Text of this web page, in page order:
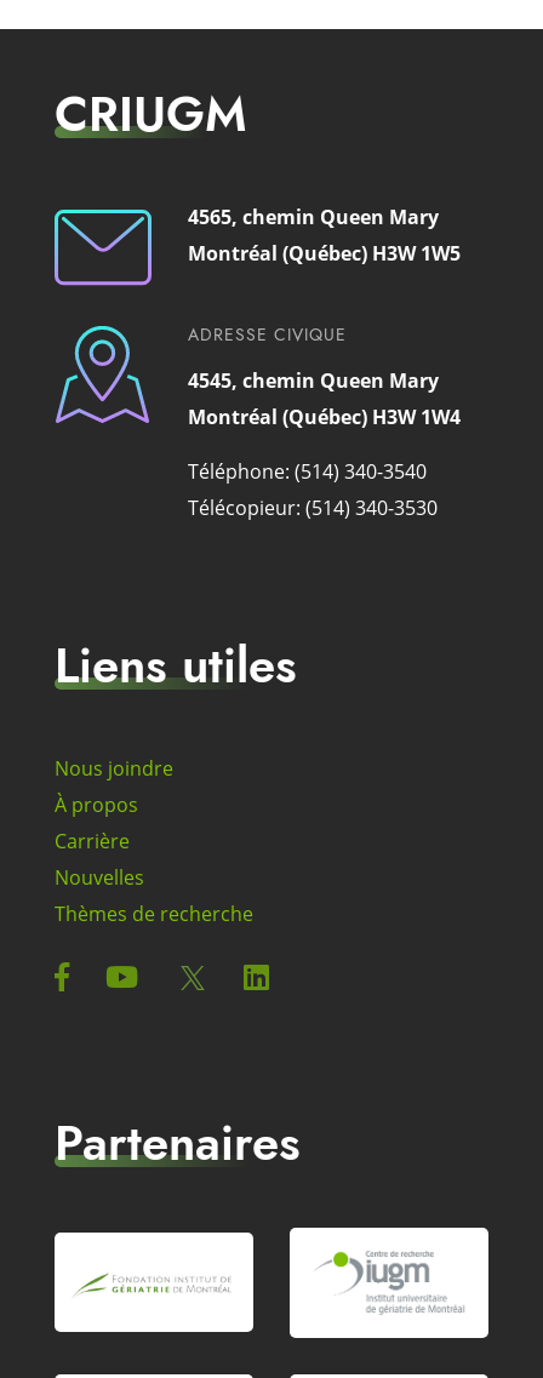
CRIUGM
4565, chemin Queen Mary
Montréal (Québec) H3W 1W5
ADRESSE CIVIQUE
4545, chemin Queen Mary
Montréal (Québec) H3W 1W4
Téléphone: (514) 340-3540
Télécopieur: (514) 340-3530
Liens utiles
Nous joindre
À propos
Carrière
Nouvelles
Thèmes de recherche
Partenaires